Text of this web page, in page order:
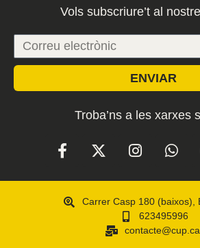
Vols subscriure’t al
ENVIAR
Troba’ns a les xarxes
Carrer Casp 180 (baixos),
623495996